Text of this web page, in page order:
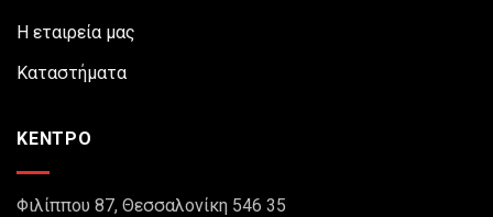
Η εταιρεία μας
Καταστήματα
ΚΕΝΤΡΟ
Φιλίππου 87, Θεσσαλονίκη 546 35